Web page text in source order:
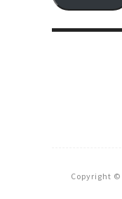
Copyright ©